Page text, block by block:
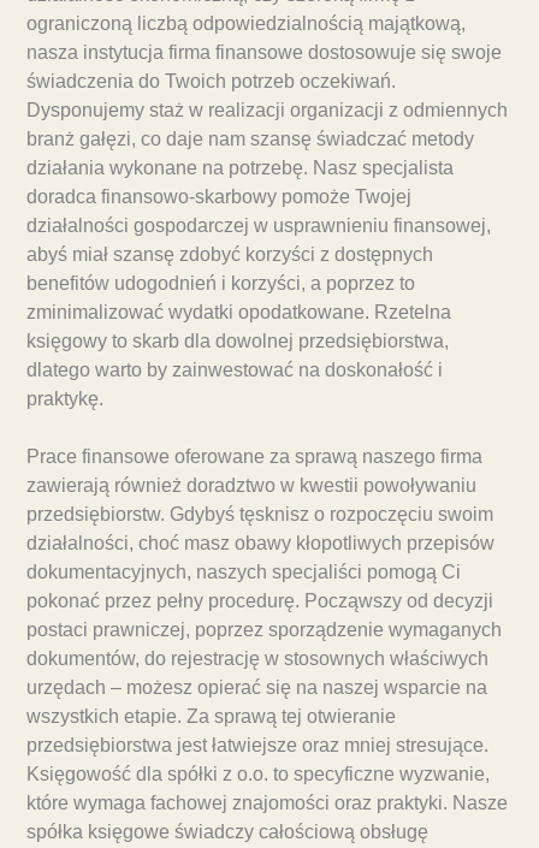
ograniczoną liczbą odpowiedzialnością majątkową,
nasza instytucja firma finansowe dostosowuje się swoje
świadczenia do Twoich potrzeb oczekiwań.
Dysponujemy staż w realizacji organizacji z odmiennych
branż gałęzi, co daje nam szansę świadczać metody
działania wykonane na potrzebę. Nasz specjalista
doradca finansowo-skarbowy pomoże Twojej
działalności gospodarczej w usprawnieniu finansowej,
abyś miał szansę zdobyć korzyści z dostępnych
benefitów udogodnień i korzyści, a poprzez to
zminimalizować wydatki opodatkowane. Rzetelna
księgowy to skarb dla dowolnej przedsiębiorstwa,
dlatego warto by zainwestować na doskonałość i
praktykę.
Prace finansowe oferowane za sprawą naszego firma
zawierają również doradztwo w kwestii powoływaniu
przedsiębiorstw. Gdybyś tęsknisz o rozpoczęciu swoim
działalności, choć masz obawy kłopotliwych przepisów
dokumentacyjnych, naszych specjaliści pomogą Ci
pokonać przez pełny procedurę. Począwszy od decyzji
postaci prawniczej, poprzez sporządzenie wymaganych
dokumentów, do rejestrację w stosownych właściwych
urzędach – możesz opierać się na naszej wsparcie na
wszystkich etapie. Za sprawą tej otwieranie
przedsiębiorstwa jest łatwiejsze oraz mniej stresujące.
Księgowość dla spółki z o.o. to specyficzne wyzwanie,
które wymaga fachowej znajomości oraz praktyki. Nasze
spółka księgowe świadczy całościową obsługę